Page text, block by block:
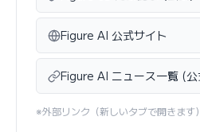
Figure AI 公式サイト
Figure AI ニュース一覧 (公
※外部リンク（新しいタブで開きま